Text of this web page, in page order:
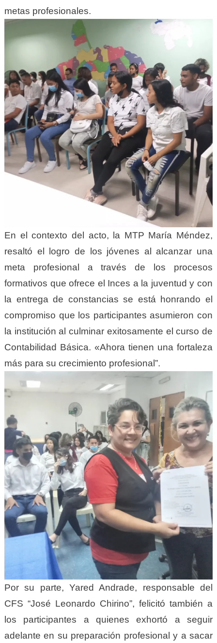
metas profesionales.
En el contexto del acto, la MTP María Méndez,
resaltó el logro de los jóvenes al alcanzar una
meta profesional a través de los procesos
formativos que ofrece el Inces a la juventud y con
la entrega de constancias se está honrando el
compromiso que los participantes asumieron con
la institución al culminar exitosamente el curso de
Contabilidad Básica. «Ahora tienen una fortaleza
más para su crecimiento profesional”.
Por su parte, Yared Andrade, responsable del
CFS “José Leonardo Chirino”, felicitó también a
los participantes a quienes exhortó a seguir
adelante en su preparación profesional y a sacar